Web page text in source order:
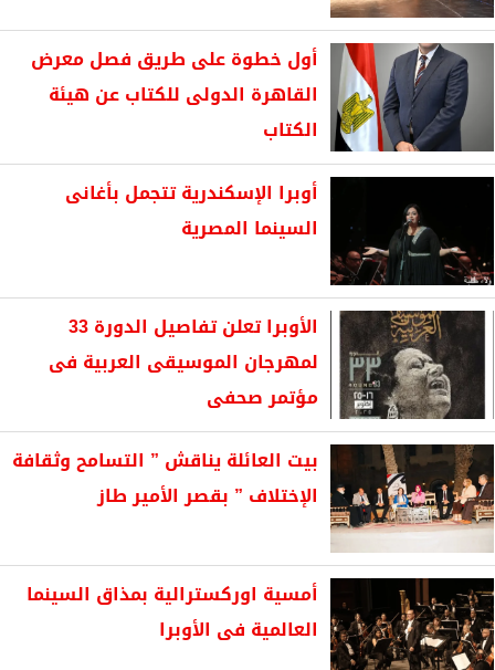
أول خطوة على طريق فصل معرض
القاهرة الدولى للكتاب عن هيئة
الكتاب
أوبرا الإسكندرية تتجمل بأغانى
السينما المصرية
الأوبرا تعلن تفاصيل الدورة 33
لمهرجان الموسيقى العربية فى
مؤتمر صحفى
بيت العائلة يناقش ” التسامح وثقافة
الإختلاف ” بقصر الأمير طاز
أمسية اوركسترالية بمذاق السينما
العالمية فى الأوبرا